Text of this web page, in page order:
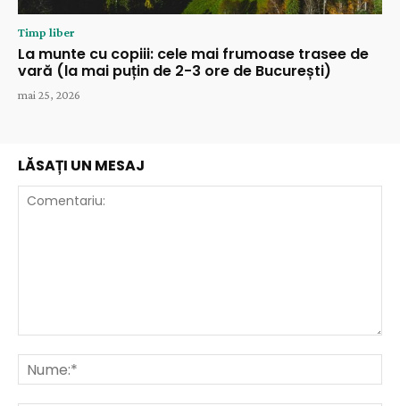
Timp liber
La munte cu copiii: cele mai frumoase trasee de
vară (la mai puțin de 2-3 ore de București)
mai 25, 2026
LĂSAȚI UN MESAJ